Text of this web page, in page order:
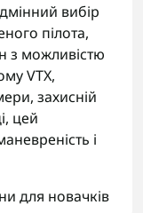
вибір
пілота,
з можливістю
VTX,
захисній
цей
і
для новачків